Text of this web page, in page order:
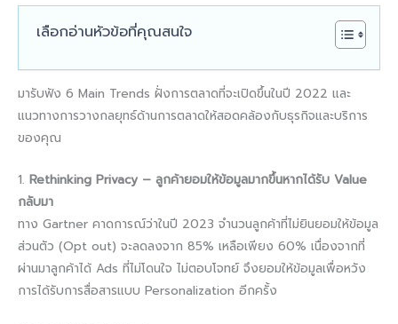
เลือกอ่านหัวข้อที่คุณสนใจ
มารับฟัง 6 Main Trends ฝั่งการตลาดที่จะเปิดขึ้นในปี 2022 และ
แนวทางการวางกลยุทธ์ด้านการตลาดให้สอดคล้องกับธุรกิจและบริการ
ของคุณ
1. Rethinking Privacy – ลูกค้ายอมให้ข้อมูลมากขึ้นหากได้รับ Value
กลับมา
ทาง Gartner คาดการณ์ว่าในปี 2023 จำนวนลูกค้าที่ไม่ยินยอมให้ข้อมูล
ส่วนตัว (Opt out) จะลดลงจาก 85% เหลือเพียง 60% เนื่องจากที่
ผ่านมาลูกค้าได้ Ads ที่ไม่โดนใจ ไม่ตอบโจทย์ จึงยอมให้ข้อมูลเพื่อหวัง
การได้รับการสื่อสารแบบ Personalization อีกครั้ง